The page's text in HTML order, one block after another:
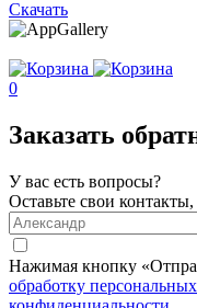
Скачать
0
Заказать
У вас есть вопросы?
Оставьте свои
Нажимая кнопку
обработку